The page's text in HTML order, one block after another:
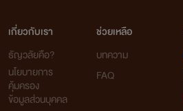
เกี่ยวกับเรา
ธัญวลัยคือ?
นโยบายการ
คุ้มครอง
ข้อมูลส่วนบุคคล
ช่วยเหลือ
บทความ
FAQ